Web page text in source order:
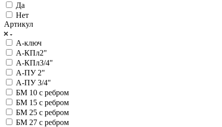
Да
Нет
Артикул
А-ключ
А-КПл2"
А-КПл3/4"
А-ПУ 2"
А-ПУ 3/4"
БМ 10 с ребром
БМ 15 с ребром
БМ 25 с ребром
БМ 27 с ребром